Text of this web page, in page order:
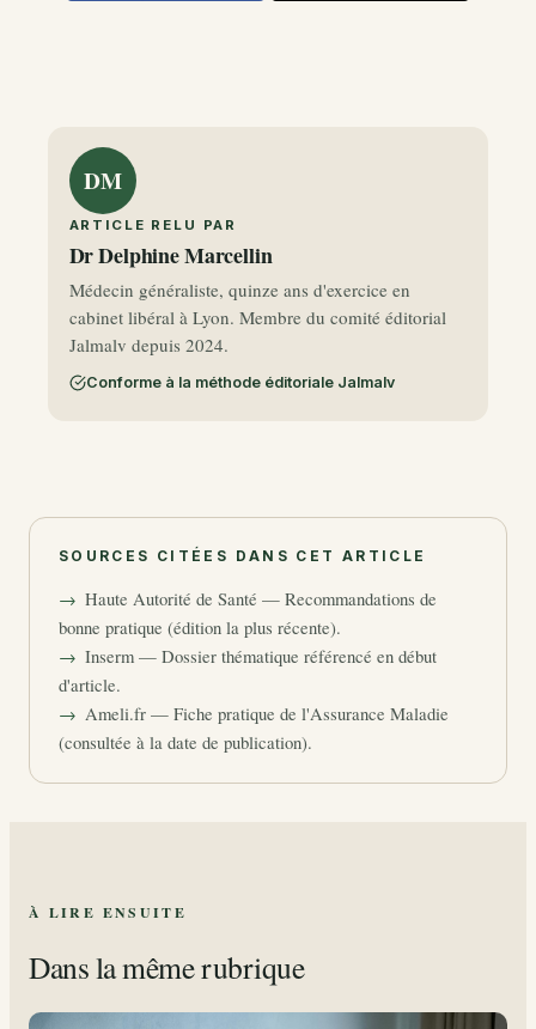
DM
ARTICLE RELU PAR
Dr Delphine Marcellin
Médecin généraliste, quinze ans d'exercice en
cabinet libéral à Lyon. Membre du comité éditorial
Jalmalv depuis 2024.
Conforme à la méthode éditoriale Jalmalv
SOURCES CITÉES DANS CET ARTICLE
Haute Autorité de Santé — Recommandations de
bonne pratique (édition la plus récente).
Inserm — Dossier thématique référencé en début
d'article.
Ameli.fr — Fiche pratique de l'Assurance Maladie
(consultée à la date de publication).
À LIRE ENSUITE
Dans la même rubrique